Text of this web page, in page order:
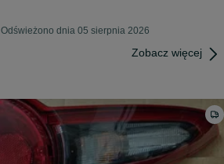
Odświeżono dnia 05 sierpnia 2026
Zobacz więcej